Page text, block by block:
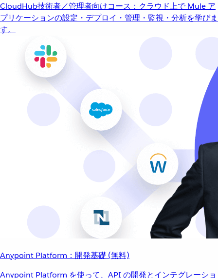
CloudHub技術者／管理者向けコース：クラウド上で Mule ア
プリケーションの設定・デプロイ・管理・監視・分析を学びま
す。
Anypoint Platform：開発基礎 (無料)
Anypoint Platform を使って、API の開発とインテグレーショ